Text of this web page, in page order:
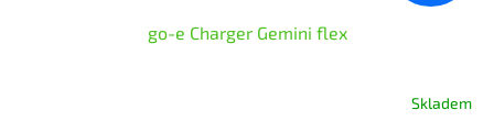
go-e Charger Gemini flex
Skladem